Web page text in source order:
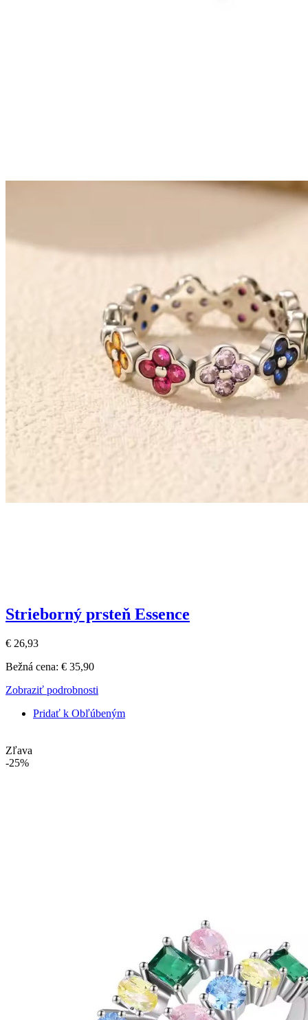
Strieborný prsteň Essence
€ 26,93
Bežná cena: € 35,90
Zobraziť podrobnosti
Pridať k Obľúbeným
Zľava
-25%